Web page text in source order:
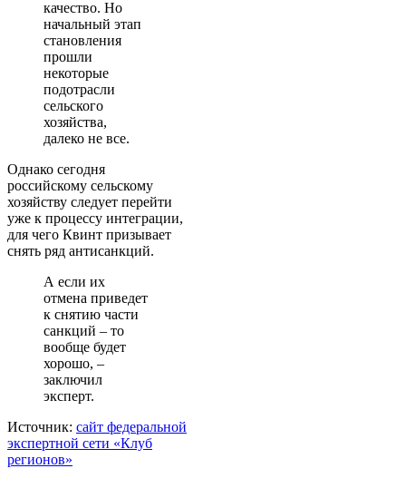
качество. Но
начальный этап
становления
прошли
некоторые
подотрасли
сельского
хозяйства,
далеко не все.
Однако сегодня
российскому сельскому
хозяйству следует перейти
уже к процессу интеграции,
для чего Квинт призывает
снять ряд антисанкций.
А если их
отмена приведет
к снятию части
санкций – то
вообще будет
хорошо, –
заключил
эксперт.
Источник: сайт федеральной
экспертной сети «Клуб
регионов»